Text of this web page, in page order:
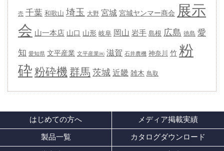
売 千葉 和歌山 埼玉 大野 宮城 宮城ヤンマー商会 展示
会 山一本店 山口 山形 岐阜 岡山 岩手 島根 広島 徳島 愛
知 愛知県 文平産業 文平産業㈱ 滋賀 石井農機 神奈川 竹 粉
砕 粉砕機 群馬 茨城 近畿 雑木 鳥取
はじめての方へ メディア掲載実績
製品一覧 カタログダウンロード